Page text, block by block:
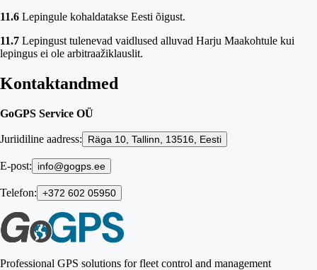
11.6 Lepingule kohaldatakse Eesti õigust.
11.7 Lepingust tulenevad vaidlused alluvad Harju Maakohtule kui
lepingus ei ole arbitraažiklauslit.
Kontaktandmed
GoGPS Service OÜ
Juriidiline aadress: Räga 10, Tallinn, 13516, Eesti
E-post: info@gogps.ee
Telefon: +372 602 05950
Professional GPS solutions for fleet control and management